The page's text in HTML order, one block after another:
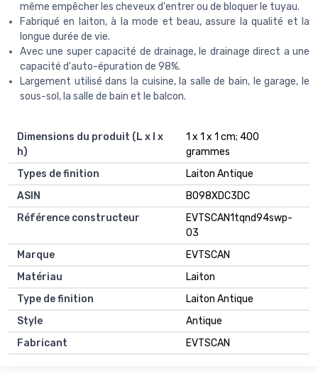
même empêcher les cheveux d'entrer ou de bloquer le tuyau.
Fabriqué en laiton, à la mode et beau, assure la qualité et la
longue durée de vie.
Avec une super capacité de drainage, le drainage direct a une
capacité d'auto-épuration de 98%.
Largement utilisé dans la cuisine, la salle de bain, le garage, le
sous-sol, la salle de bain et le balcon.
Dimensions du produit (L x l x
h)
‎1 x 1 x 1 cm; 400
grammes
Types de finition
‎Laiton Antique
ASIN
B098XDC3DC
Référence constructeur
EVTSCAN1tqnd94swp-
03
Marque
EVTSCAN
Matériau
Laiton
Type de finition
Laiton Antique
Style
Antique
Fabricant
EVTSCAN